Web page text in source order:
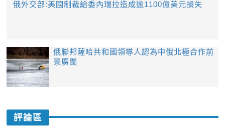
俄外交部:美國制裁給委內瑞拉造成逾1100億美元損失
俄聯邦薩哈共和國領導人認為中俄北極合作前
景廣闊
評論區